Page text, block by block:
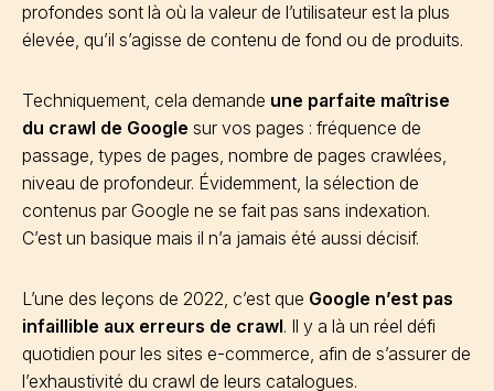
profondes sont là où la valeur de l’utilisateur est la plus
élevée, qu’il s’agisse de contenu de fond ou de produits.
Techniquement, cela demande une parfaite maîtrise
du crawl de Google sur vos pages : fréquence de
passage, types de pages, nombre de pages crawlées,
niveau de profondeur. Évidemment, la sélection de
contenus par Google ne se fait pas sans indexation.
C’est un basique mais il n’a jamais été aussi décisif.
L’une des leçons de 2022, c’est que Google n’est pas
infaillible aux erreurs de crawl. Il y a là un réel défi
quotidien pour les sites e-commerce, afin de s’assurer de
l’exhaustivité du crawl de leurs catalogues.